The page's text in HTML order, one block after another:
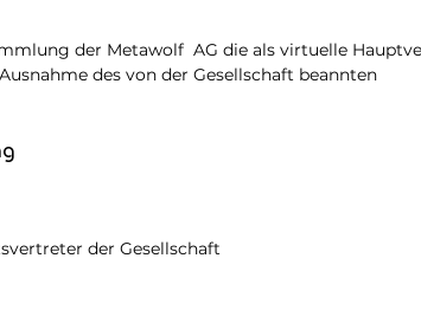
der Metawolf AG die als virtuelle
des von der Gesellschaft beannten
der Gesellschaft